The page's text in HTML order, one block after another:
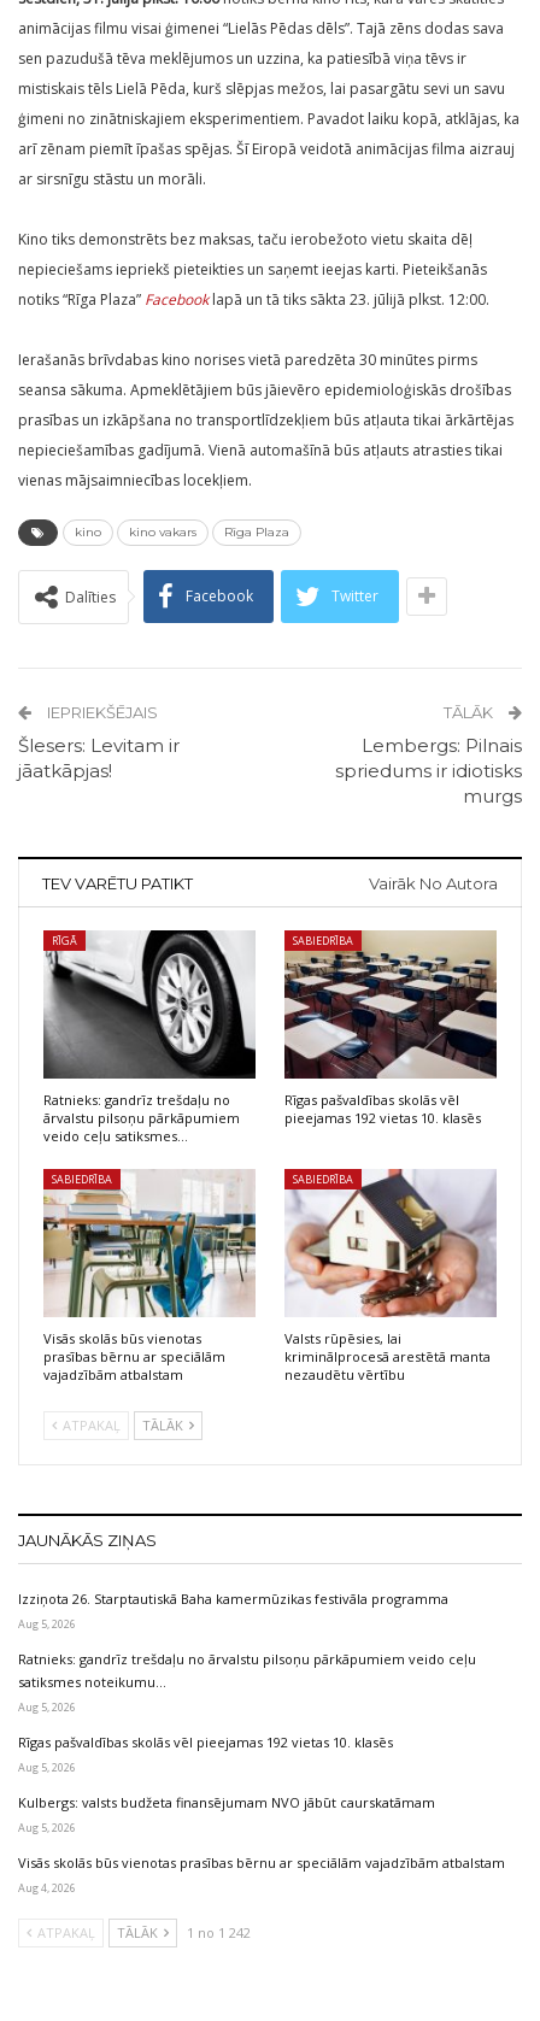
animācijas filmu visai ģimenei “Lielās Pēdas dēls”. Tajā zēns dodas sava
sen pazudušā tēva meklējumos un uzzina, ka patiesībā viņa tēvs ir
mistiskais tēls Lielā Pēda, kurš slēpjas mežos, lai pasargātu sevi un savu
ģimeni no zinātniskajiem eksperimentiem. Pavadot laiku kopā, atklājas, ka
arī zēnam piemīt īpašas spējas. Šī Eiropā veidotā animācijas filma aizrauj
ar sirsnīgu stāstu un morāli.
Kino tiks demonstrēts bez maksas, taču ierobežoto vietu skaita dēļ
nepieciešams iepriekš pieteikties un saņemt ieejas karti. Pieteikšanās
notiks “Rīga Plaza” Facebooklapā un tā tiks sākta 23. jūlijā plkst. 12:00.
Ierašanās brīvdabas kino norises vietā paredzēta 30 minūtes pirms
seansa sākuma. Apmeklētājiem būs jāievēro epidemioloģiskās drošības
prasības un izkāpšana no transportlīdzekļiem būs atļauta tikai ārkārtējas
nepieciešamības gadījumā. Vienā automašīnā būs atļauts atrasties tikai
vienas mājsaimniecības locekļiem.
kino kino vakars Rīga Plaza
Dalīties Facebook Twitter
IEPRIEKŠĒJAIS
Šlesers: Levitam ir
jāatkāpjas!
TĀLĀK
Lembergs: Pilnais
spriedums ir idiotisks
murgs
TEV VARĒTU PATIKT Vairāk No Autora
RĪGĀ
Ratnieks: gandrīz trešdaļu no
ārvalstu pilsoņu pārkāpumiem
veido ceļu satiksmes…
SABIEDRĪBA
Rīgas pašvaldības skolās vēl
pieejamas 192 vietas 10. klasēs
SABIEDRĪBA
Visās skolās būs vienotas
prasības bērnu ar speciālām
vajadzībām atbalstam
SABIEDRĪBA
Valsts rūpēsies, lai
kriminālprocesā arestētā manta
nezaudētu vērtību
ATPAKAĻ TĀLĀK
JAUNĀKĀS ZIŅAS
Izziņota 26. Starptautiskā Baha kamermūzikas festivāla programma
Aug 5, 2026
Ratnieks: gandrīz trešdaļu no ārvalstu pilsoņu pārkāpumiem veido ceļu
satiksmes noteikumu…
Aug 5, 2026
Rīgas pašvaldības skolās vēl pieejamas 192 vietas 10. klasēs
Aug 5, 2026
Kulbergs: valsts budžeta finansējumam NVO jābūt caurskatāmam
Aug 5, 2026
Visās skolās būs vienotas prasības bērnu ar speciālām vajadzībām atbalstam
Aug 4, 2026
ATPAKAĻ TĀLĀK 1 no 1 242